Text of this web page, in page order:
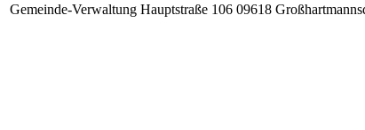
Gemeinde-Verwaltung Hauptstraße 106 09618